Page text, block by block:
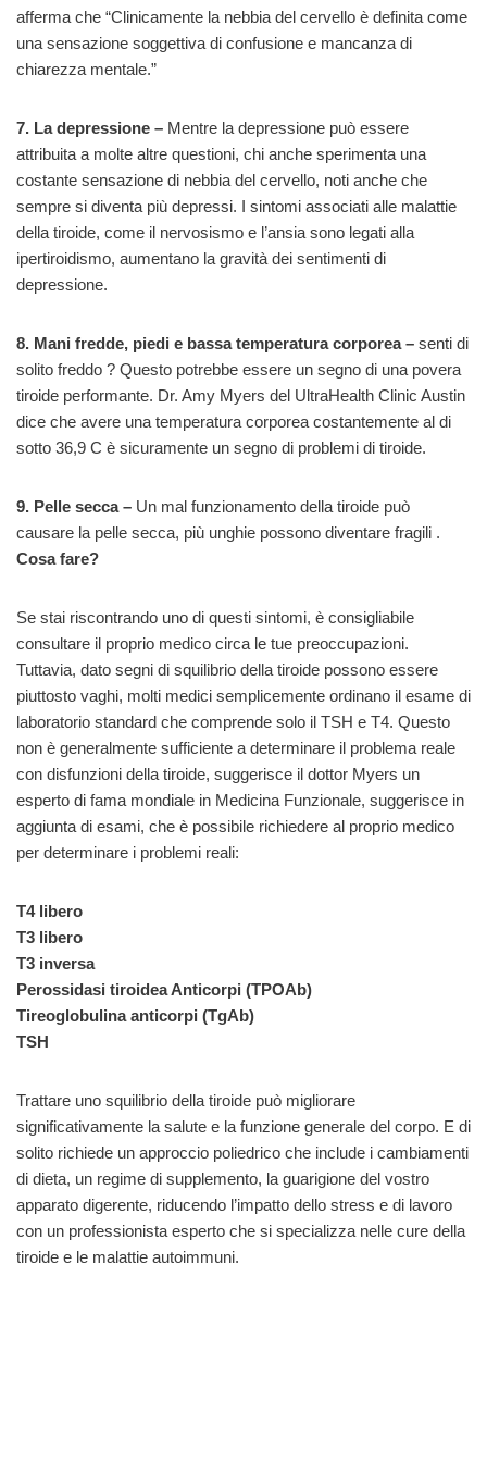
afferma che “Clinicamente la nebbia del cervello è definita come
una sensazione soggettiva di confusione e mancanza di
chiarezza mentale.”
7. La depressione – Mentre la depressione può essere
attribuita a molte altre questioni, chi anche sperimenta una
costante sensazione di nebbia del cervello, noti anche che
sempre si diventa più depressi. I sintomi associati alle malattie
della tiroide, come il nervosismo e l’ansia sono legati alla
ipertiroidismo, aumentano la gravità dei sentimenti di
depressione.
8. Mani fredde, piedi e bassa temperatura corporea – senti di
solito freddo ? Questo potrebbe essere un segno di una povera
tiroide performante. Dr. Amy Myers del UltraHealth Clinic Austin
dice che avere una temperatura corporea costantemente al di
sotto 36,9 C è sicuramente un segno di problemi di tiroide.
9. Pelle secca – Un mal funzionamento della tiroide può
causare la pelle secca, più unghie possono diventare fragili .
Cosa fare?
Se stai riscontrando uno di questi sintomi, è consigliabile
consultare il proprio medico circa le tue preoccupazioni.
Tuttavia, dato segni di squilibrio della tiroide possono essere
piuttosto vaghi, molti medici semplicemente ordinano il esame di
laboratorio standard che comprende solo il TSH e T4. Questo
non è generalmente sufficiente a determinare il problema reale
con disfunzioni della tiroide, suggerisce il dottor Myers un
esperto di fama mondiale in Medicina Funzionale, suggerisce in
aggiunta di esami, che è possibile richiedere al proprio medico
per determinare i problemi reali:
T4 libero
T3 libero
T3 inversa
Perossidasi tiroidea Anticorpi (TPOAb)
Tireoglobulina anticorpi (TgAb)
TSH
Trattare uno squilibrio della tiroide può migliorare
significativamente la salute e la funzione generale del corpo. E di
solito richiede un approccio poliedrico che include i cambiamenti
di dieta, un regime di supplemento, la guarigione del vostro
apparato digerente, riducendo l’impatto dello stress e di lavoro
con un professionista esperto che si specializza nelle cure della
tiroide e le malattie autoimmuni.